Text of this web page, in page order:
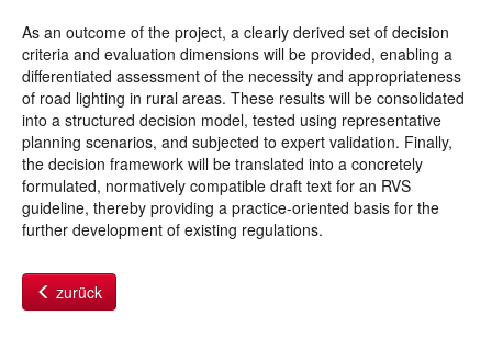
As an outcome of the project, a clearly derived set of decision
criteria and evaluation dimensions will be provided, enabling a
differentiated assessment of the necessity and appropriateness
of road lighting in rural areas. These results will be consolidated
into a structured decision model, tested using representative
planning scenarios, and subjected to expert validation. Finally,
the decision framework will be translated into a concretely
formulated, normatively compatible draft text for an RVS
guideline, thereby providing a practice-oriented basis for the
further development of existing regulations.
zurück